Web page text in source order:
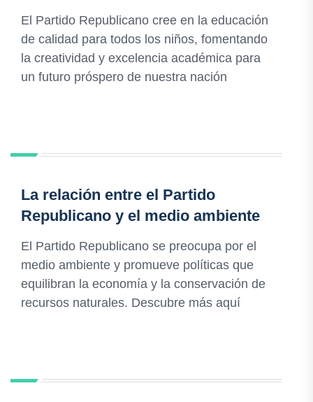
El Partido Republicano cree en la educación
de calidad para todos los niños, fomentando
la creatividad y excelencia académica para
un futuro próspero de nuestra nación
La relación entre el Partido
Republicano y el medio ambiente
El Partido Republicano se preocupa por el
medio ambiente y promueve políticas que
equilibran la economía y la conservación de
recursos naturales. Descubre más aquí